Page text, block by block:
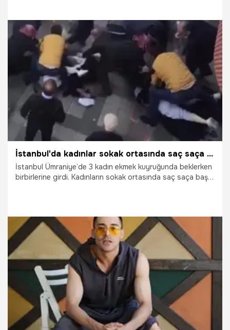
15.07.2021 Magazin
İstanbul'da kadınlar sokak ortasında saç saça birbirlerine girdi!
İstanbul Ümraniye’de 3 kadın ekmek kuyruğunda beklerken
birbirlerine girdi. Kadınların sokak ortasında saç saça baş
4.05.2020 Yaşam